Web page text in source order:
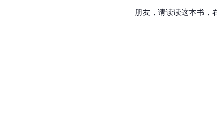
朋友，请读读这本书，